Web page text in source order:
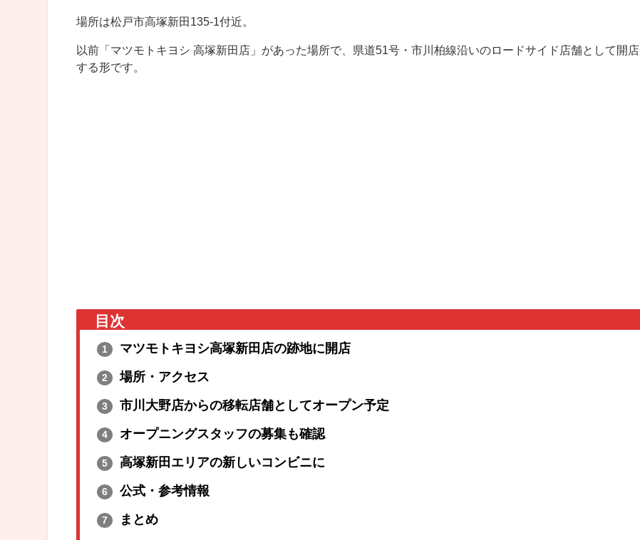
場所は松戸市高塚新田135-1付近。
以前「マツモトキヨシ 高塚新田店」があった場所で、県道51号・市川柏線沿いのロードサイド店舗として開店
する形です。
目次
1 マツモトキヨシ高塚新田店の跡地に開店
2 場所・アクセス
3 市川大野店からの移転店舗としてオープン予定
4 オープニングスタッフの募集も確認
5 高塚新田エリアの新しいコンビニに
6 公式・参考情報
7 まとめ